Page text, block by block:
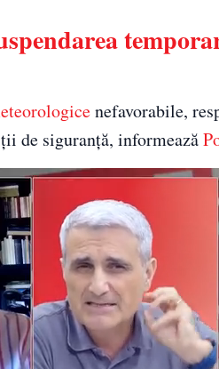
nefavorabile,
de siguranță, informează